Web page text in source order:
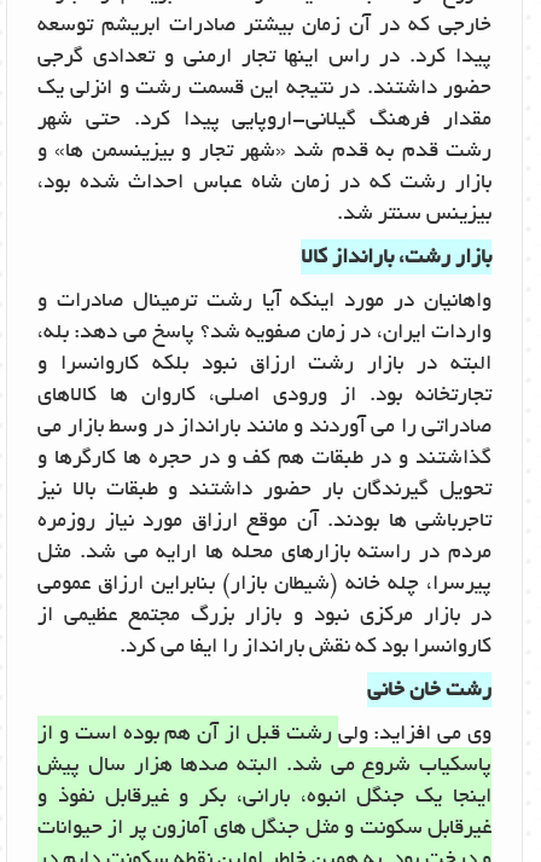
خارجی که در آن زمان بیشتر صادرات ابریشم توسعه
پیدا کرد. در راس اینها تجار ارمنی و تعدادی گرجی
حضور داشتند. در نتیجه این قسمت رشت و انزلی یک
مقدار فرهنگ گیلانی-اروپایی پیدا کرد. حتی شهر
رشت قدم به قدم شد «شهر تجار و بیزینسمن ها» و
بازار رشت که در زمان شاه عباس احداث شده بود،
بیزینس سنتر شد.
بازار رشت، بارانداز کالا
واهانیان در مورد اینکه آیا رشت ترمینال صادرات و
واردات ایران، در زمان صفویه شد؟ پاسخ می دهد: بله،
البته در بازار رشت ارزاق نبود بلکه کاروانسرا و
تجارتخانه بود. از ورودی اصلی، کاروان ها کالاهای
صادراتی را می آوردند و مانند بارانداز در وسط بازار می
گذاشتند و در طبقات هم کف و در حجره ها کارگرها و
تحویل گیرندگان بار حضور داشتند و طبقات بالا نیز
تاجرباشی ها بودند. آن موقع ارزاق مورد نیاز روزمره
مردم در راسته بازارهای محله ها ارایه می شد. مثل
پیرسرا، چله خانه (شیطان بازار) بنابراین ارزاق عمومی
در بازار مرکزی نبود و بازار بزرگ مجتمع عظیمی از
کاروانسرا بود که نقش بارانداز را ایفا می کرد.
رشت خان خانی
وی می افزاید: ولی رشت قبل از آن هم بوده است و از
پاسکیاب شروع می شد. البته صدها هزار سال پیش
اینجا یک جنگل انبوه، بارانی، بکر و غیرقابل نفوذ و
غیرقابل سکونت و مثل جنگل های آمازون پر از حیوانات